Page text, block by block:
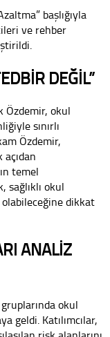
başlığıyla
ve rehber
DEĞİL”
Özdemir, okul
sınırlı
Özdemir,
temel
okul
dikkat
ANALİZ
okul
geldi. Katılımcılar,